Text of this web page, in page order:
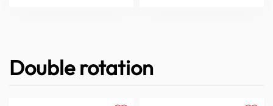
Double rotation